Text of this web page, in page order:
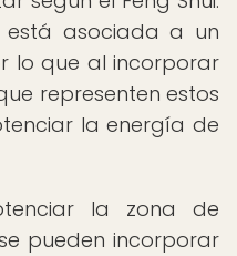
asociada a un
lo que al incorporar
representen estos
la energía de
la zona de
pueden incorporar